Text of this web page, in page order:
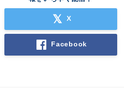
X
Facebook